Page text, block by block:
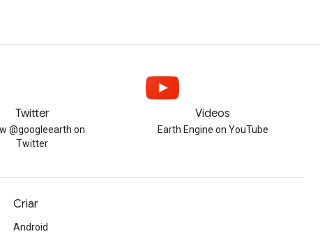
Twitter
@googleearth on
Twitter
Videos
Earth Engine on YouTube
Criar
Android